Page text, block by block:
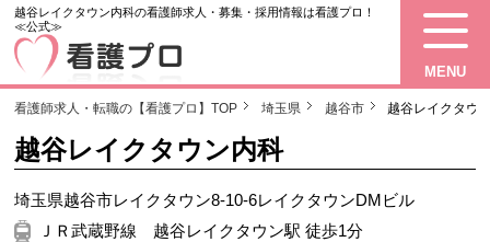
越谷レイクタウン内科の看護師求人・募集・採用情報は看護プロ！
≪公式≫
MENU
看護師求人・転職の【看護プロ】TOP 埼玉県 越谷市 越谷レイクタウ
越谷レイクタウン内科
埼玉県越谷市レイクタウン8-10-6レイクタウンDMビル
ＪＲ武蔵野線 越谷レイクタウン駅 徒歩1分